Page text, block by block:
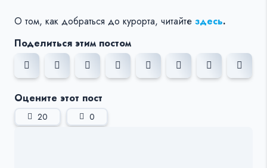
О том, как добраться до курорта, читайте здесь.
Поделиться этим постом
Оцените этот пост
20 0